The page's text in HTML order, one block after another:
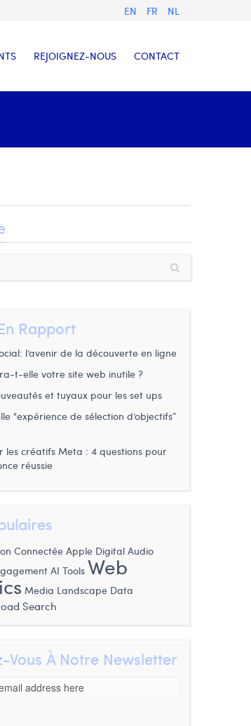
EN FR NL
REJOIGNEZ-NOUS CONTACT
Rapport
l’avenir de la découverte en ligne
t-elle votre site web inutile ?
et tuyaux pour les set ups
"expérience de sélection d’objectifs”
les créatifs Meta : 4 questions pour
réussie
Connectée Apple Digital Audio
AI Tools Web
Media Landscape Data
Search
Vous À Notre Newsletter